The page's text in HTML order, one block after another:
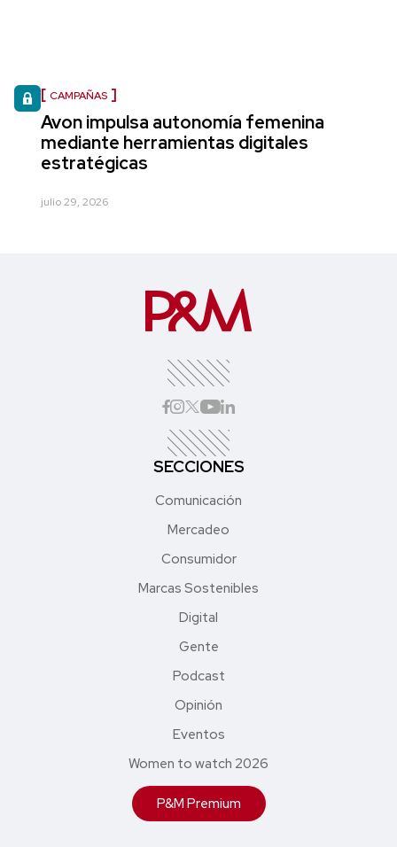
CAMPAÑAS
Avon impulsa autonomía femenina
mediante herramientas digitales
estratégicas
julio 29, 2026
SECCIONES
Comunicación
Mercadeo
Consumidor
Marcas Sostenibles
Digital
Gente
Podcast
Opinión
Eventos
Women to watch 2026
P&M Premium